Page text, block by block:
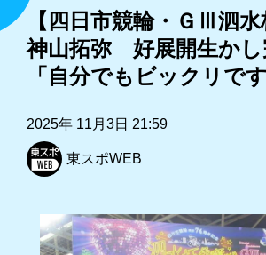
【四日市競輪・ＧⅢ泗水
神山拓弥 好展開生かし
「自分でもビックリです
2025年 11月3日 21:59
東スポWEB